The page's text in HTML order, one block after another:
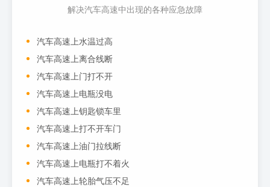
解决汽车高速中出现的各种应急故障
汽车高速上水温过高
汽车高速上离合线断
汽车高速上门打不开
汽车高速上电瓶没电
汽车高速上钥匙锁车里
汽车高速上打不开车门
汽车高速上油门拉线断
汽车高速上电瓶打不着火
汽车高速上轮胎气压不足